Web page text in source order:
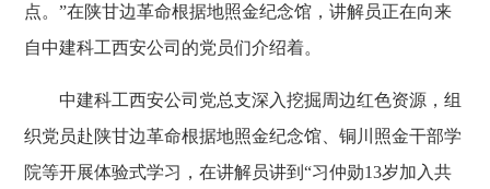
点。”在陕甘边革命根据地照金纪念馆，讲解员正在向来
自中建科工西安公司的党员们介绍着。
中建科工西安公司党总支深入挖掘周边红色资源，组
织党员赴陕甘边革命根据地照金纪念馆、铜川照金干部学
院等开展体验式学习，在讲解员讲到“习仲勋13岁加入共